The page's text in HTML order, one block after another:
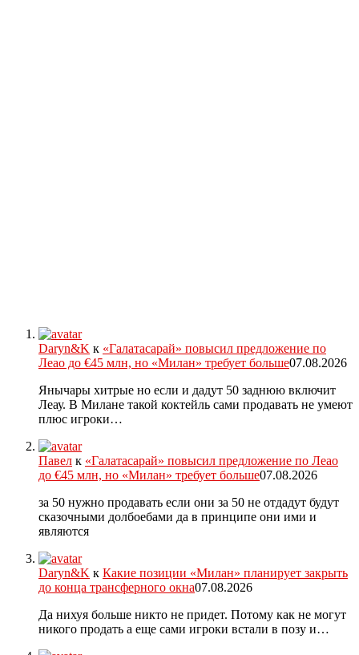
Daryn&K к «Галатасарай» повысил предложение по
Леао до €45 млн, но «Милан» требует больше07.08.2026
Янычары хитрые но если и дадут 50 заднюю включит
Леау. В Милане такой коктейль сами продавать не умеют
плюс игроки…
Павел к «Галатасарай» повысил предложение по Леао
до €45 млн, но «Милан» требует больше07.08.2026
за 50 нужно продавать если они за 50 не отдадут будут
сказочными долбоебами да в принципе они ими и
являются
Daryn&K к Какие позиции «Милан» планирует закрыть
до конца трансферного окна07.08.2026
Да нихуя больше никто не придет. Потому как не могут
никого продать а еще сами игроки встали в позу и…